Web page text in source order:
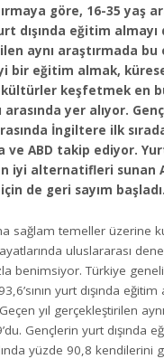
göre, 16-35 yaş
dışında eğitim
aynı araştırmada bu
bir eğitim almak,
keşfetmek en
yer alıyor.
İngiltere ilk
ve ABD takip ediyor.
iyi alternatifleri sunan
de geri sayım başladı.
sağlam temeller üzerine
uluslararası
benimsiyor. Türkiye geneli
yurt dışında
yıl gerçekleştirilen
Gençlerin yurt dışında
yüzde 90,8 kendilerini